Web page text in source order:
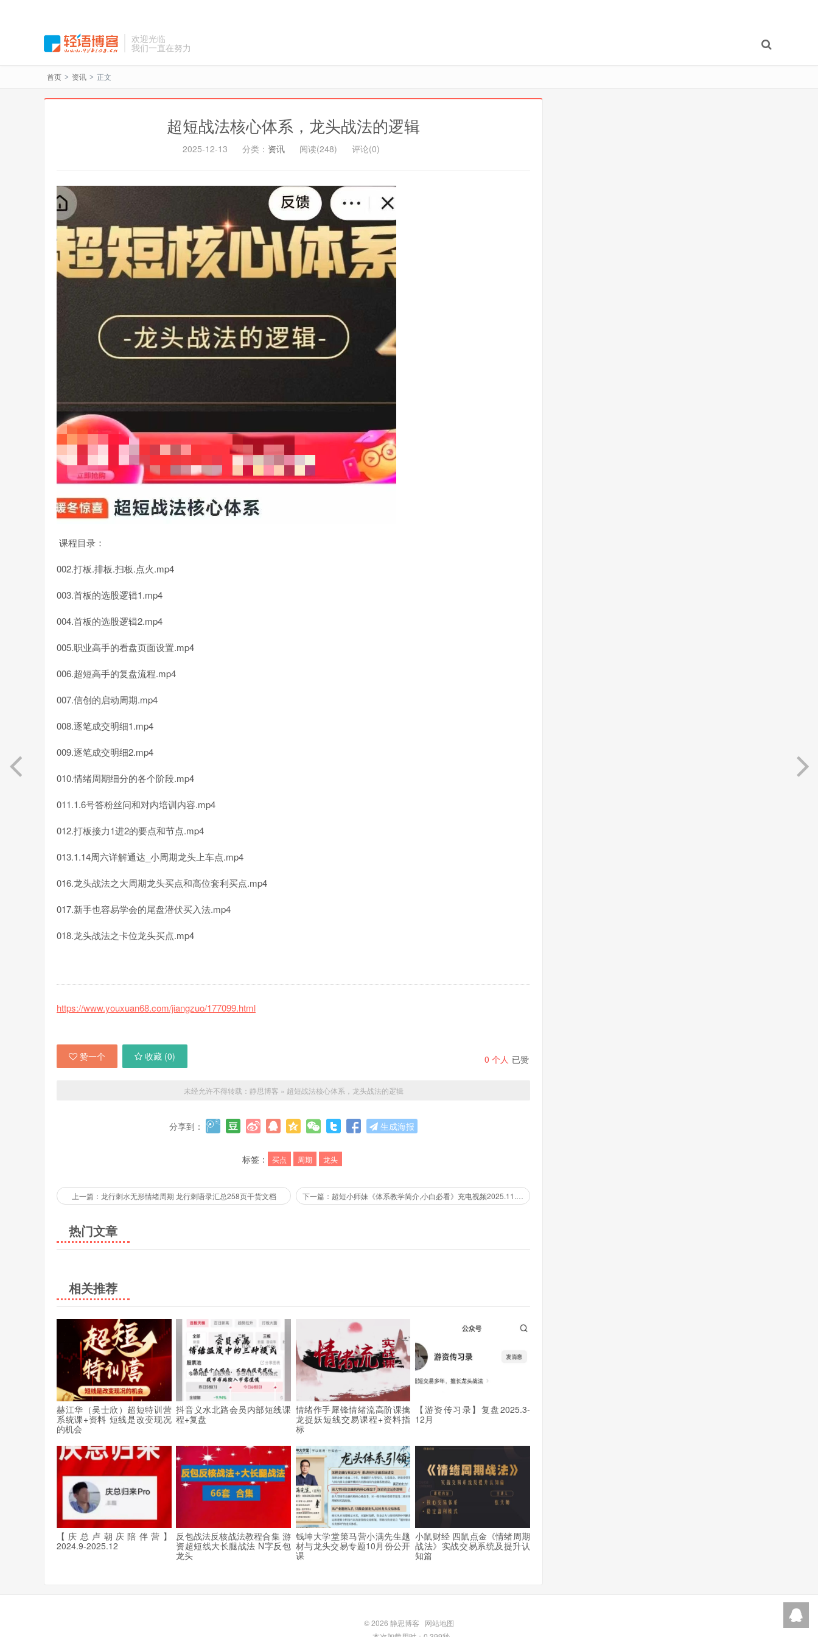
欢迎光临
我们一直在努力
首页 > 资讯 > 正文
超短战法核心体系，龙头战法的逻辑
2025-12-13 分类： 资讯 阅读(248) 评论(0)
课程目录：
002.打板.排板.扫板.点火.mp4
003.首板的选股逻辑1.mp4
004.首板的选股逻辑2.mp4
005.职业高手的看盘页面设置.mp4
006.超短高手的复盘流程.mp4
007.信创的启动周期.mp4
008.逐笔成交明细1.mp4
009.逐笔成交明细2.mp4
010.情绪周期细分的各个阶段.mp4
011.1.6号答粉丝问和对内培训内容.mp4
012.打板接力1进2的要点和节点.mp4
013.1.14周六详解通达_小周期龙头上车点.mp4
016.龙头战法之大周期龙头买点和高位套利买点.mp4
017.新手也容易学会的尾盘潜伏买入法.mp4
018.龙头战法之卡位龙头买点.mp4
https://www.youxuan68.com/jiangzuo/177099.html
0 个人 已赞
赞一个 收藏 (0)
未经允许不得转载： 静思博客 » 超短战法核心体系，龙头战法的逻辑
分享到： 生成海报
标签： 买点 周期 龙头
上一篇：龙行刺水无形情绪周期 龙行刺语录汇总258页干货文档
热门文章
相关推荐
赫江华（吴士欣）超短特训营
系统课+资料 短线是改变现况
的机会
抖音义水北路会员内部短线课
程+复盘
情绪作手犀锋情绪流高阶课擒
龙捉妖短线交易课程+资料指
标
【游资传习录】复盘2025.3-
12月
【庆总卢朝庆陪伴营】
2024.9-2025.12
反包战法反核战法教程合集 游
资超短线大长腿战法 N字反包
龙头
钱坤大学堂策马营小满先生题
材与龙头交易专题10月份公开
课
小鼠财经 四鼠点金《情绪周期
战法》实战交易系统及提升认
知篇
© 2026 静思博客
网站地图